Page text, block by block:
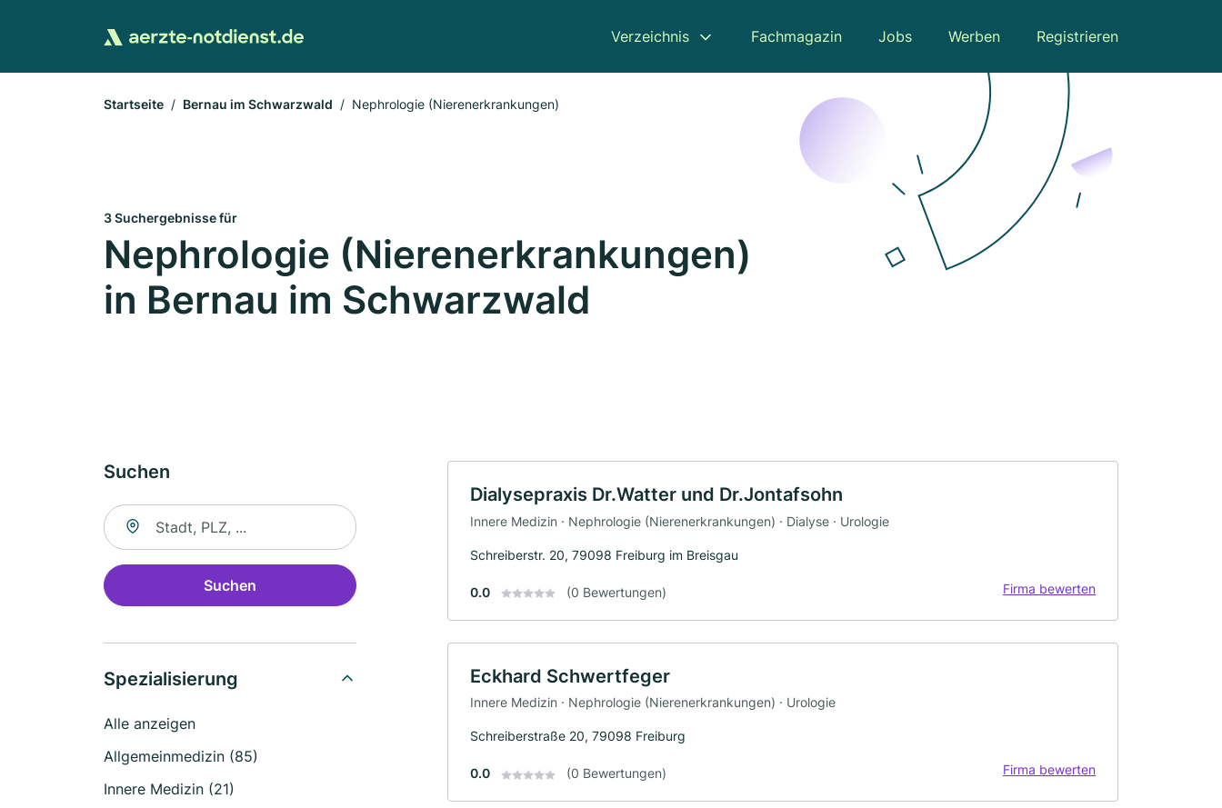
Verzeichnis Fachmagazin Jobs Werben Registrieren
Startseite Bernau im Schwarzwald Nephrologie (Nierenerkrankungen)
3 Suchergebnisse für
Nephrologie (Nierenerkrankungen)
in Bernau im Schwarzwald
Suchen
Suche nach Ort
Suchen
Spezialisierung
Alle anzeigen
Allgemeinmedizin (85)
Innere Medizin (21)
Dialysepraxis Dr.Watter und Dr.Jontafsohn
Innere Medizin · Nephrologie (Nierenerkrankungen) · Dialyse · Urologie
Schreiberstr. 20, 79098 Freiburg im Breisgau
0.0 (0 Bewertungen) Firma bewerten
Eckhard Schwertfeger
Innere Medizin · Nephrologie (Nierenerkrankungen) · Urologie
Schreiberstraße 20, 79098 Freiburg
0.0 (0 Bewertungen) Firma bewerten